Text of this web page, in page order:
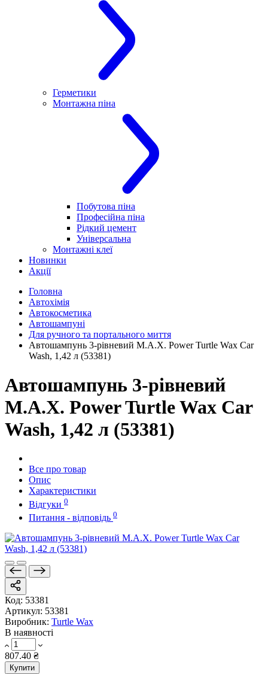
Герметики
Монтажна піна
Побутова піна
Професійна піна
Рідкий цемент
Універсальна
Монтажні клеї
Новинки
Акції
Головна
Автохімія
Автокосметика
Автошампуні
Для ручного та портального миття
Автошампунь 3-рівневий M.A.X. Power Turtle Wax Car
Wash, 1,42 л (53381)
Автошампунь 3-рівневий
M.A.X. Power Turtle Wax Car
Wash, 1,42 л (53381)
Все про товар
Опис
Характеристики
Відгуки 0
Питання - відповідь 0
Код: 53381
Артикул: 53381
Виробник: Turtle Wax
В наявності
807.40 ₴
Купити